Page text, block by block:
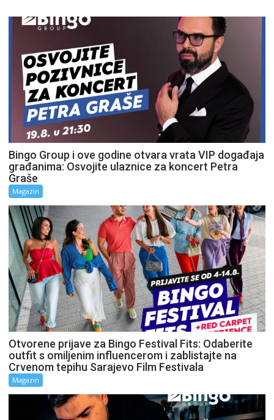
Bingo Group i ove godine otvara vrata VIP događaja
građanima: Osvojite ulaznice za koncert Petra
Graše
Magazin
Otvorene prijave za Bingo Festival Fits: Odaberite
outfit s omiljenim influencerom i zablistajte na
Crvenom tepihu Sarajevo Film Festivala
Magazin